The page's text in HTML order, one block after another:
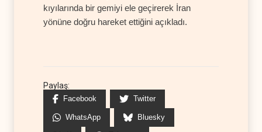
kıyılarında bir gemiyi ele geçirerek İran
yönüne doğru hareket ettiğini açıkladı.
Paylaş:
Facebook Twitter
WhatsApp Bluesky